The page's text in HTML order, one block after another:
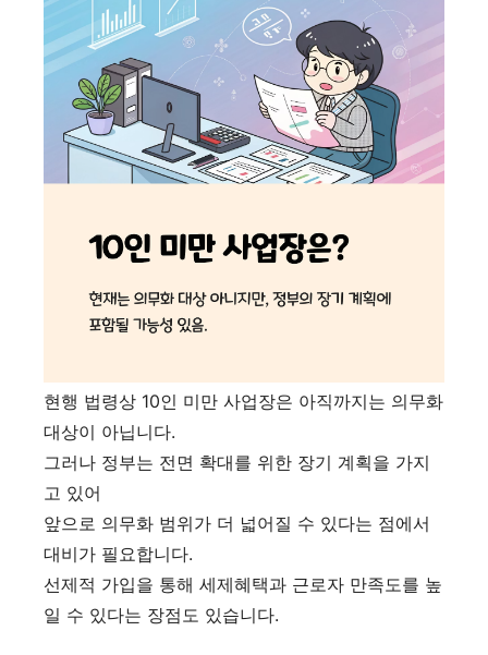
현행 법령상 10인 미만 사업장은 아직까지는 의무화
대상이 아닙니다.
그러나 정부는 전면 확대를 위한 장기 계획을 가지
고 있어
앞으로 의무화 범위가 더 넓어질 수 있다는 점에서
대비가 필요합니다.
선제적 가입을 통해 세제혜택과 근로자 만족도를 높
일 수 있다는 장점도 있습니다.